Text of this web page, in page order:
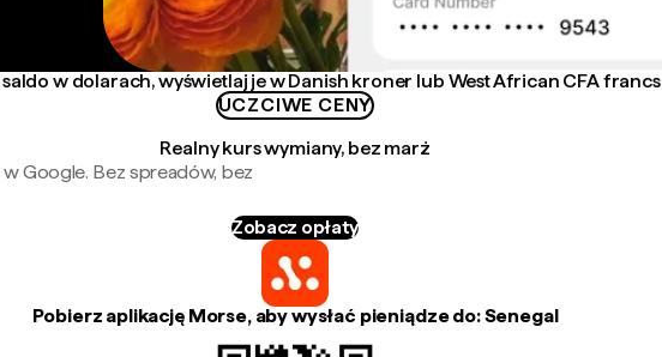
w dolarach, wyświetlaj je w Danish kroner lub West African CFA francs
UCZCIWE CENY
Realny kurs wymiany, bez marż
Google. Bez spreadów, bez
Zobacz opłaty
Pobierz aplikację Morse, aby wysłać pieniądze do: Senegal